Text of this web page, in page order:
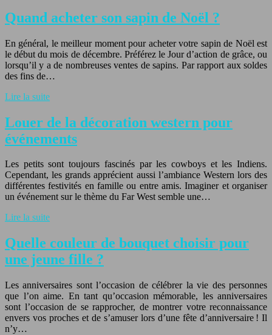
Quand acheter son sapin de Noël ?
En général, le meilleur moment pour acheter votre sapin de Noël est
le début du mois de décembre. Préférez le Jour d’action de grâce, ou
lorsqu’il y a de nombreuses ventes de sapins. Par rapport aux soldes
des fins de…
Lire la suite
Louer de la décoration western pour
événements
Les petits sont toujours fascinés par les cowboys et les Indiens.
Cependant, les grands apprécient aussi l’ambiance Western lors des
différentes festivités en famille ou entre amis. Imaginer et organiser
un événement sur le thème du Far West semble une…
Lire la suite
Quelle couleur de bouquet choisir pour
une jeune fille ?
Les anniversaires sont l’occasion de célébrer la vie des personnes
que l’on aime. En tant qu’occasion mémorable, les anniversaires
sont l’occasion de se rapprocher, de montrer votre reconnaissance
envers vos proches et de s’amuser lors d’une fête d’anniversaire ! Il
n’y…